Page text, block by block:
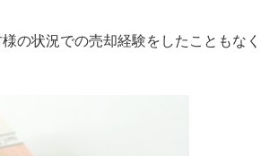
の状況での売却経験をしたこともな